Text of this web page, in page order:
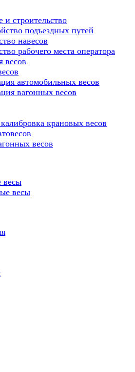
и строительство
подъездных путей
навесов
рабочего места оператора
автомобильных весов
вагонных весов
крановых весов
весов
весы
весы